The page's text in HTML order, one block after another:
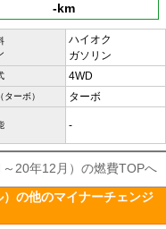
-km
ハイオク
ガソリン
4WD
ターボ） ターボ
-
20年12月）の燃費TOPへ
の他のマイナーチェンジ